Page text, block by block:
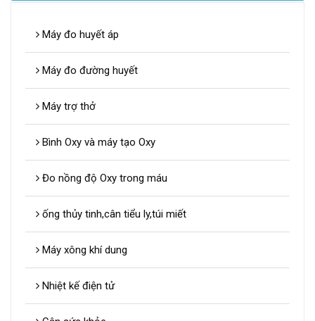
Máy đo huyết áp
Máy đo đường huyết
Máy trợ thở
Bình Oxy và máy tạo Oxy
Đo nồng độ Oxy trong máu
ống thủy tinh,cân tiểu ly,túi miết
Máy xông khí dung
Nhiệt kế điện tử